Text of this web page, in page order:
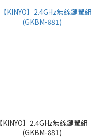
【KINYO】2.4GHz無線鍵鼠組
(GKBM-881)